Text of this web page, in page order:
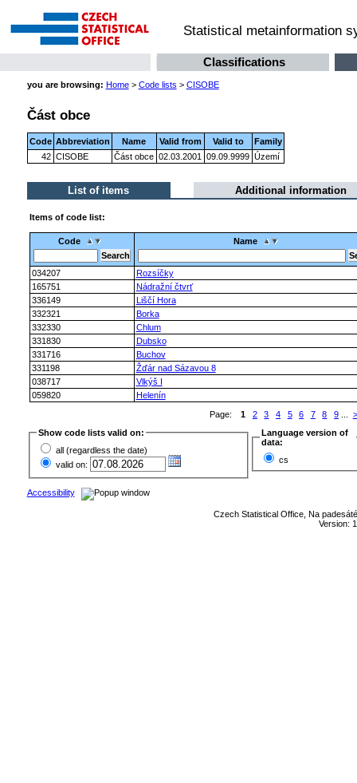
Statistical metainformation
Classifications
you are browsing: Home> Code lists > CISOBE
Část obce
Code Abbreviation Name Valid from Valid to
Family
42 CISOBE Část obce 02.03.2001 09.09.9999 Území
List of items Additional information
Items of code list:
Code Name
034207
Rozsíčky
165751
Nádražní čtvrť
336149
Liščí Hora
332321
Borka
332330
Chlum
331830
Dubsko
331716
Buchov
331198
Žďár nad Sázavou 8
038717
Vlkýš I
059820
Helenín
Page:
1 2 3 4 5 6 7 8 9
>
Show code lists valid on:
all (regardless the date)
valid on:
Language version of
data:
cs
Accessibility
Czech Statistical Office, Na
Version: